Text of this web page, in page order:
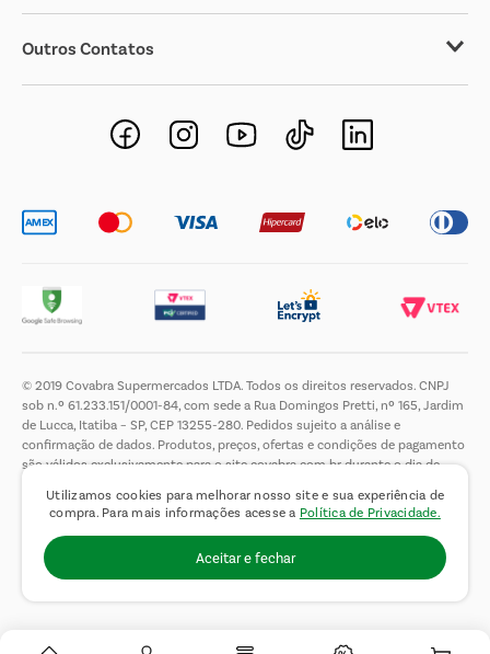
Utilizamos cookies para melhorar nosso site e sua experiência de
compra. Para mais informações acesse a Política de Privacidade.
Aceitar e fechar
Outros Contatos
Negócios Imobiliários
Novos Fornecedores
© 2019 Covabra Supermercados LTDA. Todos os direitos reservados. CNPJ
sob n.º 61.233.151/0001-84, com sede a Rua Domingos Pretti, nº 165, Jardim
de Lucca, Itatiba – SP, CEP 13255-280. Pedidos sujeito a análise e
confirmação de dados. Produtos, preços, ofertas e condições de pagamento
são válidos exclusivamente para o site covabra.com.br durante o dia de
de limitar a quantidade máxima de produtos por compra por cliente. Não
vendemos no atacado. Fotos meramente ilustrativas.É proibida a venda e a
entrega de bebidas alcoólicas a menores de 18 (dezoito) anos, conforme Lei
n.° 8069/90, art. 81, inciso II (Estatuto da Criança e do Adolescente).